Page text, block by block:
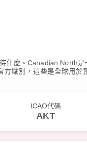
什麼。Canadian North
識別，這些是全球用
ICAO代碼
AKT